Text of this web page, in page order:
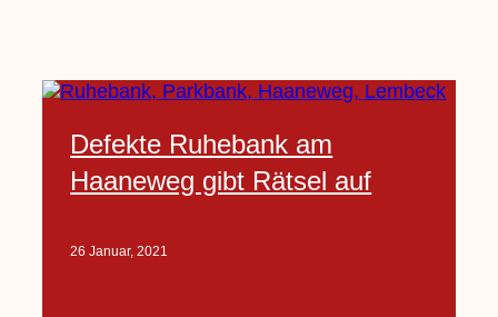
Defekte Ruhebank am
Haaneweg gibt Rätsel auf
26 Januar, 2021